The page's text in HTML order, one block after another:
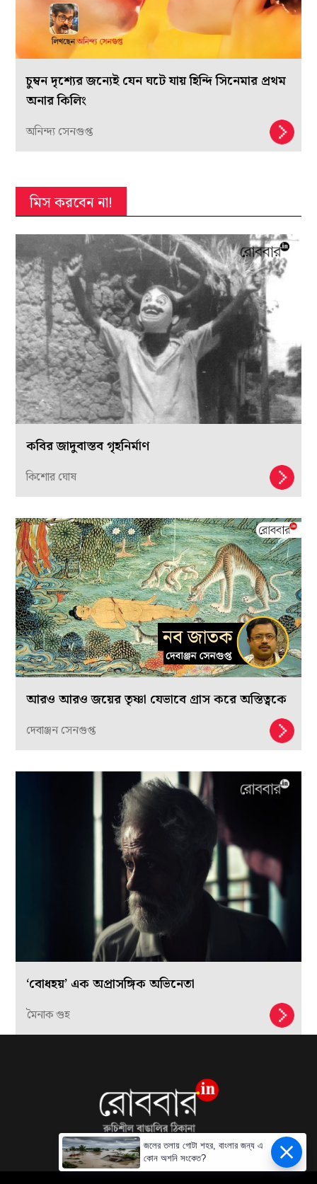
চুম্বন দৃশ্যের জন্যেই যেন ঘটে যায় হিন্দি সিনেমার প্রথম
অনার কিলিং
অনিন্দ্য সেনগুপ্ত
মিস করবেন না!
কবির জাদুবাস্তব গৃহনির্মাণ
কিশোর ঘোষ
আরও আরও জয়ের তৃষ্ণা যেভাবে গ্রাস করে অস্তিত্বকে
দেবাঞ্জন সেনগুপ্ত
‘বোধহয়’ এক অপ্রাসঙ্গিক অভিনেতা
মৈনাক গুহ
জলের তলায় গোটা শহর, বাংলার জন্য এ
কোন অশনি সংকেত?